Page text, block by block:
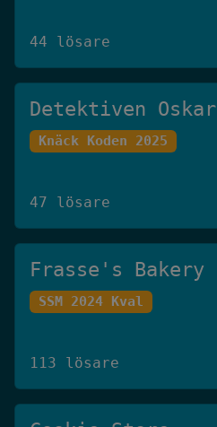
44 lösare
Detektiven Oskar
Knäck Koden 2025
47 lösare
Frasse's Bakery
SSM 2024 Kval
113 lösare